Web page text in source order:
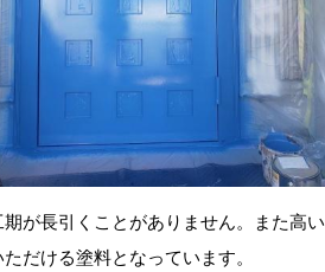
が長引くことがありません。また高い
だける塗料となっています。